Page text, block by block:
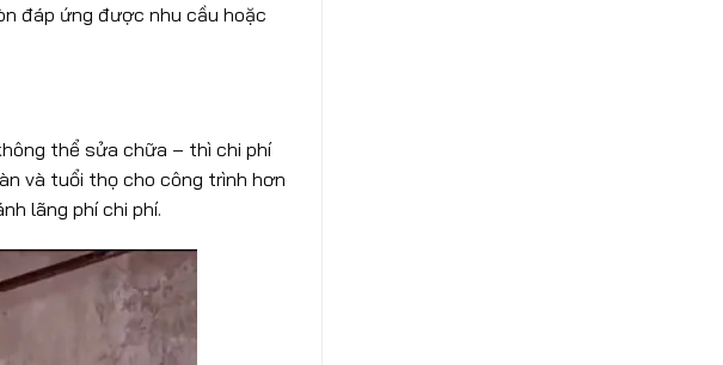
đáp ứng được nhu cầu hoặc
thể sửa chữa – thì chi phí
và tuổi thọ cho công trình hơn
lãng phí chi phí.